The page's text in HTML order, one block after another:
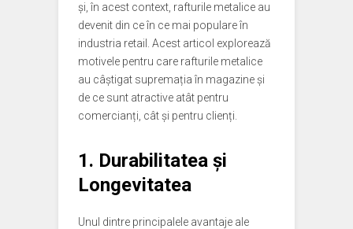
și, în acest context, rafturile metalice au
devenit din ce în ce mai populare în
industria retail. Acest articol explorează
motivele pentru care rafturile metalice
au câștigat supremația în magazine și
de ce sunt atractive atât pentru
comercianți, cât și pentru clienți.
1. Durabilitatea și
Longevitatea
Unul dintre principalele avantaje ale